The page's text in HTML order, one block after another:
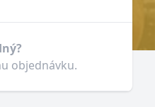
objednávku.